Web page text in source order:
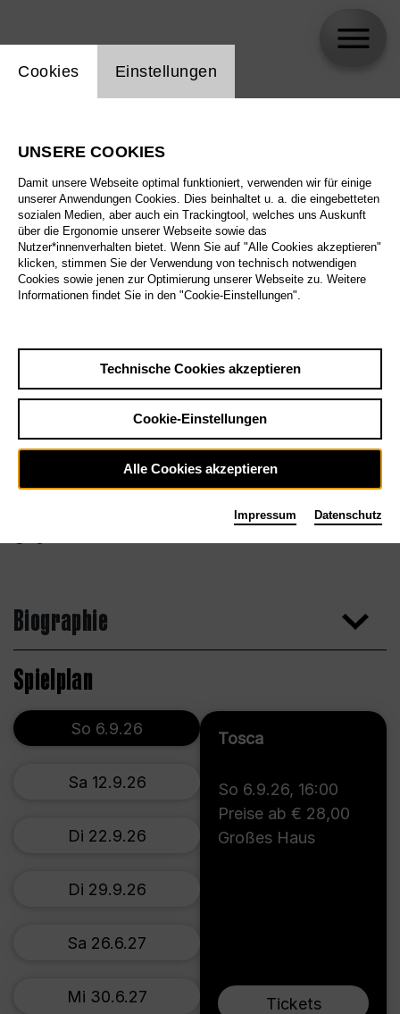
Biographie
Spielplan
Tosca
So 6.9.26, 16:00
Preise ab € 28,00
Großes Haus
Tickets
So 6.9.26
Sa 12.9.26
Di 22.9.26
Di 29.9.26
Sa 26.6.27
Mi 30.6.27
Einstellung Website Cookie
Cookies Einstellungen
UNSERE COOKIES
Damit unsere Webseite optimal funktioniert, verwenden wir für einige
unserer Anwendungen Cookies. Dies beinhaltet u. a. die eingebetteten
sozialen Medien, aber auch ein Trackingtool, welches uns Auskunft
über die Ergonomie unserer Webseite sowie das
Nutzer*innenverhalten bietet. Wenn Sie auf "Alle Cookies akzeptieren"
klicken, stimmen Sie der Verwendung von technisch notwendigen
Cookies sowie jenen zur Optimierung unserer Webseite zu. Weitere
Informationen findet Sie in den "Cookie-Einstellungen".
Technische Cookies akzeptieren
Cookie-Einstellungen
Alle Cookies akzeptieren
Impressum Datenschutz